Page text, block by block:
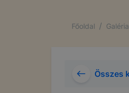
Főoldal / Galéria
Összes